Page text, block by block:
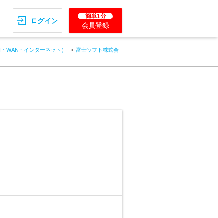
ログイン
簡単1分
会員登録
WAN・インターネット） 富士ソフト株式会